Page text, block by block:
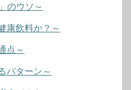
のウソ～
康飲料か？～
点～
パターン～